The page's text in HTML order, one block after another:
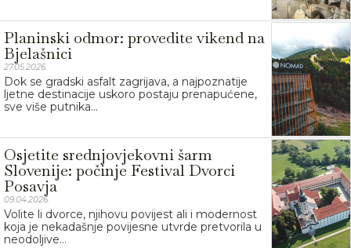
Planinski odmor: provedite vikend na
Bjelašnici
27.05.2026.
Dok se gradski asfalt zagrijava, a najpoznatije
ljetne destinacije uskoro postaju prenapućene,
sve više putnika...
Osjetite srednjovjekovni šarm
Slovenije: počinje Festival Dvorci
Posavja
09.04.2026.
Volite li dvorce, njihovu povijest ali i modernost
koja je nekadašnje povijesne utvrde pretvorila u
neodoljive...